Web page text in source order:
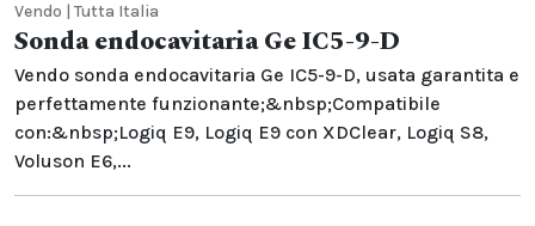
Vendo | Tutta Italia
Sonda endocavitaria Ge IC5-9-D
Vendo sonda endocavitaria Ge IC5-9-D, usata garantita e
perfettamente funzionante;&nbsp;Compatibile
con:&nbsp;Logiq E9, Logiq E9 con XDClear, Logiq S8,
Voluson E6,...